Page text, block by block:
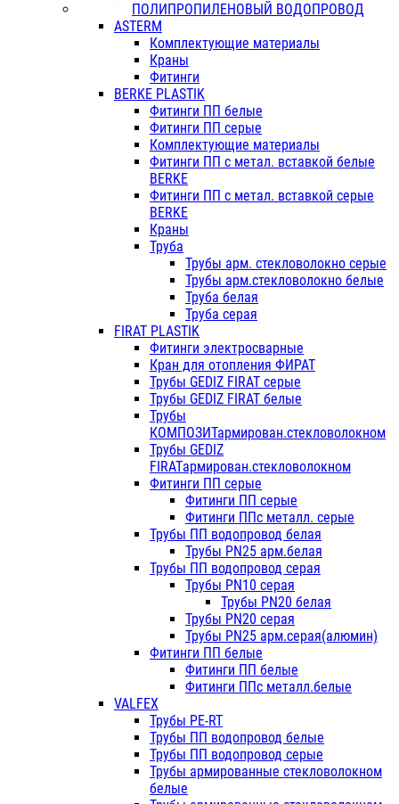
ПОЛИПРОПИЛЕНОВЫЙ ВОДОПРОВОД
ASTERM
Комплектующие материалы
Краны
Фитинги
BERKE PLASTIK
Фитинги ПП белые
Фитинги ПП серые
Комплектующие материалы
Фитинги ПП с метал. вставкой белые
BERKE
Фитинги ПП с метал. вставкой серые
BERKE
Краны
Труба
Трубы арм. стекловолокно серые
Трубы арм.стекловолокно белые
Труба белая
Труба серая
FIRAT PLASTIK
Фитинги электросварные
Кран для отопления ФИРАТ
Трубы GEDIZ FIRAT серые
Трубы GEDIZ FIRAT белые
Трубы
КОМПОЗИТармирован.стекловолокном
Трубы GEDIZ
FIRATармирован.стекловолокном
Фитинги ПП серые
Фитинги ПП серые
Фитинги ППс металл. серые
Трубы ПП водопровод белая
Трубы PN25 арм.белая
Трубы ПП водопровод серая
Трубы PN10 серая
Трубы PN20 белая
Трубы PN20 серая
Трубы PN25 арм.серая(алюмин)
Фитинги ПП белые
Фитинги ПП белые
Фитинги ППс металл.белые
VALFEX
Трубы PE-RT
Трубы ПП водопровод белые
Трубы ПП водопровод серые
Трубы армированные стекловолокном
белые